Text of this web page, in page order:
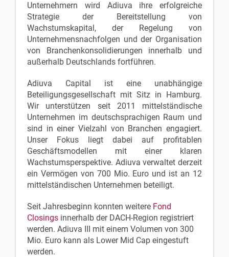
Unternehmern wird Adiuva ihre erfolgreiche
Strategie der Bereitstellung von
Wachstumskapital, der Regelung von
Unternehmensnachfolgen und der Organisation
von Branchenkonsolidierungen innerhalb und
außerhalb Deutschlands fortführen.
Adiuva Capital ist eine unabhängige
Beteiligungsgesellschaft mit Sitz in Hamburg.
Wir unterstützen seit 2011 mittelständische
Unternehmen im deutschsprachigen Raum und
sind in einer Vielzahl von Branchen engagiert.
Unser Fokus liegt dabei auf profitablen
Geschäftsmodellen mit einer klaren
Wachstumsperspektive. Adiuva verwaltet derzeit
ein Vermögen von 700 Mio. Euro und ist an 12
mittelständischen Unternehmen beteiligt.
Seit Jahresbeginn konnten weitere Fond
Closingsinnerhalb der DACH-Region registriert
werden. Adiuva III mit einem Volumen von 300
Mio. Euro kann als Lower Mid Cap eingestuft
werden.